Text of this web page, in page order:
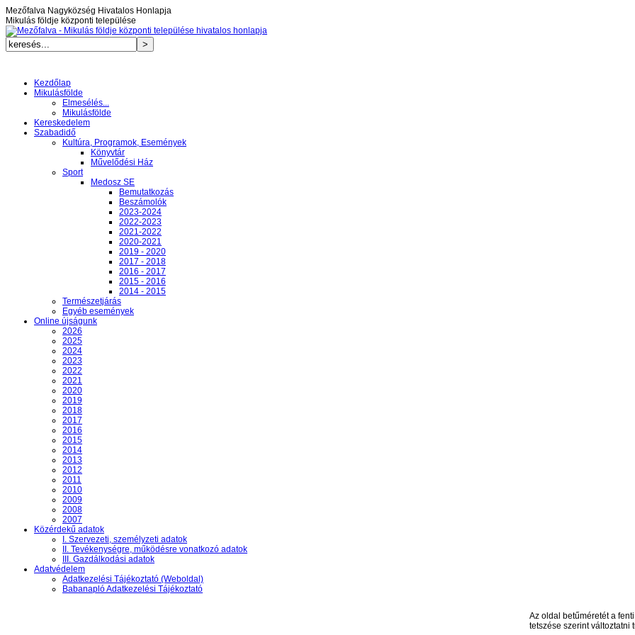
Mezőfalva Nagyközség Hivatalos Honlapja
Mikulás földje központi települése
Kezdőlap
Mikulásfölde
Elmesélés...
Mikulásfölde
Kereskedelem
Szabadidő
Kultúra, Programok, Események
Könyvtár
Művelődési Ház
Sport
Medosz SE
Bemutatkozás
Beszámolók
2023-2024
2022-2023
2021-2022
2020-2021
2019 - 2020
2017 - 2018
2016 - 2017
2015 - 2016
2014 - 2015
Természetjárás
Egyéb események
Online újságunk
2026
2025
2024
2023
2022
2021
2020
2019
2018
2017
2016
2015
2014
2013
2012
2011
2010
2009
2008
2007
Közérdekű adatok
I. Szervezeti, személyzeti adatok
II. Tevékenységre, működésre vonatkozó adatok
III. Gazdálkodási adatok
Adatvédelem
Adatkezelési Tájékoztató (Weboldal)
Babanapló Adatkezelési Tájékoztató
Az oldal betűméretét a
tetszése szerint változtatni